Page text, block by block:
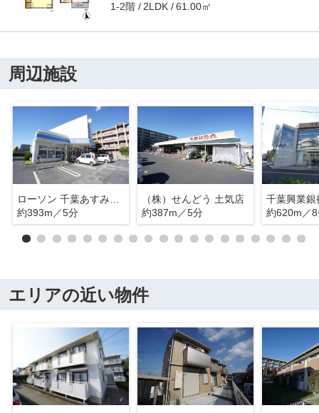
1-2階 2LDK 61.00㎡
周辺施設
約393m／5分
（株）せんどう 土気店
約387m／5分
約620m／
エリアの近い物件